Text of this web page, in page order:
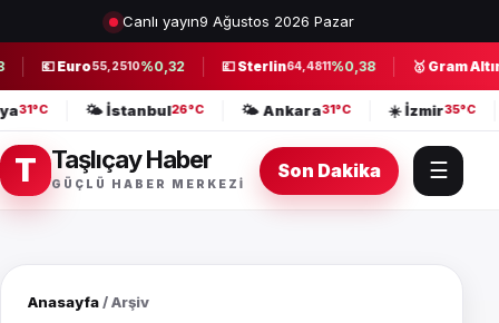
Canlı yayın9 Ağustos 2026 Pazar
💶 Euro55,2510%0,32 💷 Sterlin64,4811%0,38 🥇 Gram Altın
31°C 🌤️ İstanbul26°C 🌤️ Ankara31°C ☀️ İzmir35°C
T Taşlıçay Haber
GÜÇLÜ HABER MERKEZI
Son Dakika ☰
Anasayfa/ Arşiv